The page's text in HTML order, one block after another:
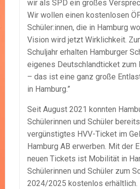
wir als SPD ein großes
Wir wollen einen kostenlosen
Schüler:innen, die in Hamburg
Vision wird jetzt Wirklichkeit.
Schuljahr erhalten Hamburger
eigenes Deutschlandticket zum
– das ist eine ganz große
in Hamburg.”
Seit August 2021 konnten
Schülerinnen und Schüler
vergünstigtes HVV-Ticket im
Hamburg AB erwerben. Mit der
neuen Tickets ist Mobilität in
Schülerinnen und Schüler zum
2024/2025 kostenlos erhältlich.